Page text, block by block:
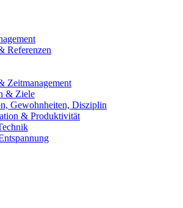
Referenzen
Zeitmanagement
& Ziele
Gewohnheiten, Disziplin
& Produktivität